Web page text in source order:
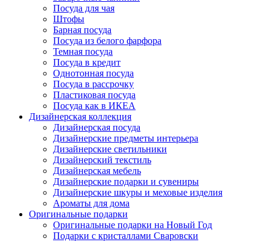
Посуда для чая
Штофы
Барная посуда
Посуда из белого фарфора
Темная посуда
Посуда в кредит
Однотонная посуда
Посуда в рассрочку
Пластиковая посуда
Посуда как в ИКЕА
Дизайнерская коллекция
Дизайнерская посуда
Дизайнерские предметы интерьера
Дизайнерские светильники
Дизайнерский текстиль
Дизайнерская мебель
Дизайнерские подарки и сувениры
Дизайнерские шкуры и меховые изделия
Ароматы для дома
Оригинальные подарки
Оригинальные подарки на Новый Год
Подарки с кристаллами Сваровски